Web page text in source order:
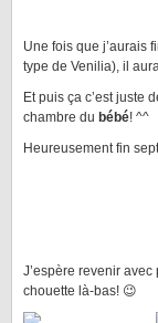
Une fois que j’aurais
type de Venilia), il
Et puis ça c’est juste
chambre du bébé! ^^
Heureusement fin
J’espère revenir avec
chouette là-bas! 😉